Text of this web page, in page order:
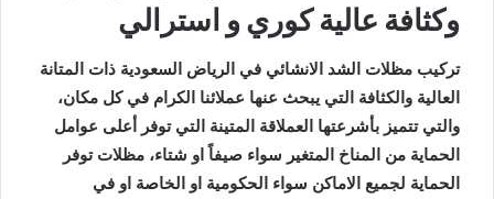
وكثافة عالية كوري و استرالي
تركيب مظلات الشد الانشائي في الرياض السعودية ذات المتانة
العالية والكثافة التي يبحث عنها عملائنا الكرام في كل مكان،
والتي تتميز بأشرعتها العملاقة المتينة التي توفر أعلى عوامل
الحماية من المناخ المتغير سواء صيفاً او شتاء، مظلات توفر
الحماية لجميع الاماكن سواء الحكومية او الخاصة او في